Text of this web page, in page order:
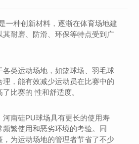
一种创新材料，逐渐在体育场地建
其耐磨、防滑、环保等特点受到广
各类运动场地，如篮球场、羽毛球
理，能有效减少运动员在比赛中的
比赛的 性和舒适度。
河南硅PU球场具有更长的使用寿
频繁使用和恶劣环境的考验。同
，为运动场地的管理者节省了不少